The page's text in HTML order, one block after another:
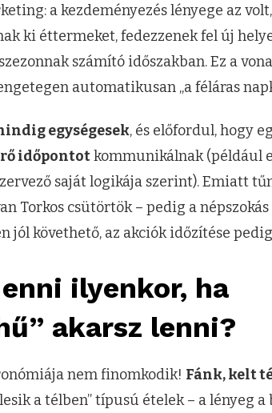
a kezdeményezés lényege az
ki éttermeket, fedezzenek fel új
számító időszakban. Ez a
automatikusan „a féláras
egységesek, és előfordul, hogy
időpontotkommunikálnak (például
saját logikája szerint). Emiatt
Torkos csütörtök – pedig a
jól követhető, az akciók időzítése
ilyenkor, ha
akarsz lenni?
nem finomkodik! Fánk, kelt
a télben” típusú ételek – a lényeg a